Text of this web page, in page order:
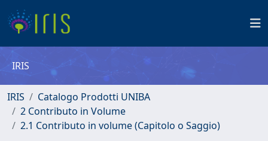
IRIS
IRIS
Catalogo Prodotti UNIBA
2 Contributo in Volume
2.1 Contributo in volume (Capitolo o Saggio)